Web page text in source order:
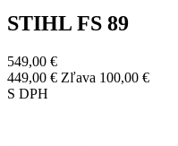
STIHL FS 89
549,00 €
449,00 € Zľava 100,00 €
S DPH